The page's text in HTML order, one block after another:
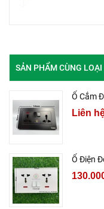
SẢN PHẨM CÙNG LOẠI
Ổ Cắm
Liên
Ổ Điện